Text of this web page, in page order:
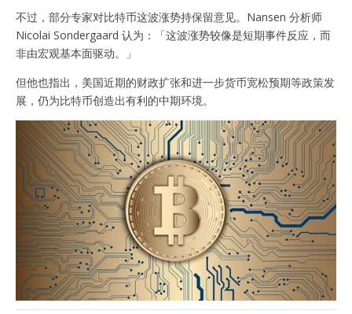
不过，部分专家对比特币这波涨势持保留意见。Nansen 分析师
Nicolai Sondergaard 认为：「这波涨势较像是短期事件反应，而
非由宏观基本面驱动。」
但他也指出，美国近期的财政扩张和进一步货币宽松预期等政策发
展，仍为比特币创造出有利的中期环境。